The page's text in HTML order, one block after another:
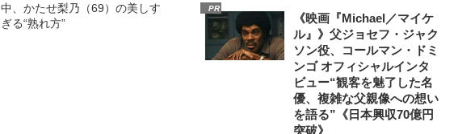
中、かたせ梨乃（69）の美しす
ぎる“熟れ方”
PR
《映画『Michael／マイケ
ル』》父ジョセフ・ジャク
ソン役、コールマン・ドミ
ンゴ オフィシャルインタ
ビュー“観客を魅了した名
優、複雑な父親像への想い
を語る”《日本興収70億円
突破》